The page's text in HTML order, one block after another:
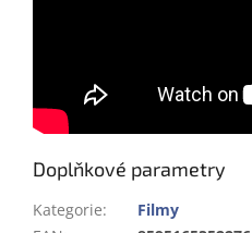
Doplňkové parametry
Kategorie:
Filmy